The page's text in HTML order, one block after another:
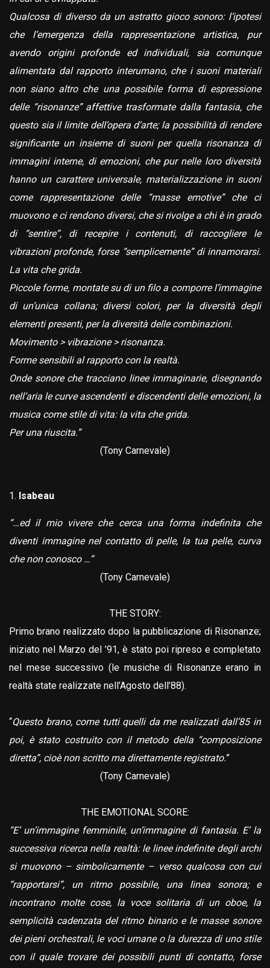
Qualcosa di diverso da un astratto gioco sonoro: l’ipotesi
che l’emergenza della rappresentazione artistica, pur
avendo origini profonde ed individuali, sia comunque
alimentata dal rapporto interumano, che i suoni materiali
non siano altro che una possibile forma di espressione
delle “risonanze” affettive trasformate dalla fantasia, che
questo sia il limite dell’opera d’arte; la possibilità di rendere
significante un insieme di suoni per quella risonanza di
immagini interne, di emozioni, che pur nelle loro diversità
hanno un carattere universale, materializzazione in suoni
come rappresentazione delle “masse emotive” che ci
muovono e ci rendono diversi, che si rivolge a chi è in grado
di “sentire”, di recepire i contenuti, di raccogliere le
vibrazioni profonde, forse “semplicemente” di innamorarsi.
La vita che grida.
Piccole forme, montate su di un filo a comporre l’immagine
di un’unica collana; diversi colori, per la diversità degli
elementi presenti, per la diversità delle combinazioni.
Movimento > vibrazione > risonanza.
Forme sensibili al rapporto con la realtà.
Onde sonore che tracciano linee immaginarie, disegnando
nell’aria le curve ascendenti e discendenti delle emozioni, la
musica come stile di vita: la vita che grida.
Per una riuscita.”
(Tony Carnevale)
Isabeau
“…ed il mio vivere che cerca una forma indefinita che
diventi immagine nel contatto di pelle, la tua pelle, curva
che non conosco …”
(Tony Carnevale)
THE STORY:
Primo brano realizzato dopo la pubblicazione di Risonanze;
iniziato nel Marzo del ’91, è stato poi ripreso e completato
nel mese successivo (le musiche di Risonanze erano in
realtà state realizzate nell’Agosto dell’88).
“Questo brano, come tutti quelli da me realizzati dall’85 in
poi, è stato costruito con il metodo della “composizione
diretta”, cioè non scritto ma direttamente registrato.”
(Tony Carnevale)
THE EMOTIONAL SCORE:
“E’ un’immagine femminile, un’immagine di fantasia. E’ la
successiva ricerca nella realtà: le linee indefinite degli archi
si muovono – simbolicamente – verso qualcosa con cui
“rapportarsi”, un ritmo possibile, una linea sonora; e
incontrano molte cose, la voce solitaria di un oboe, la
semplicità cadenzata del ritmo binario e le masse sonore
dei pieni orchestrali, le voci umane o la durezza di uno stile
con il quale trovare dei possibili punti di contatto, forse